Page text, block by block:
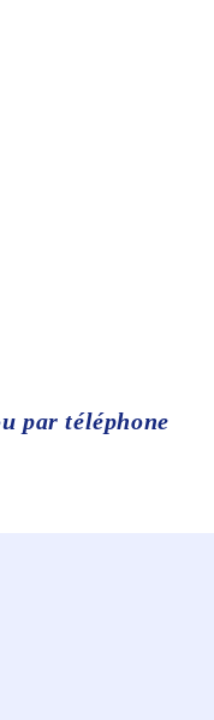
par téléphone